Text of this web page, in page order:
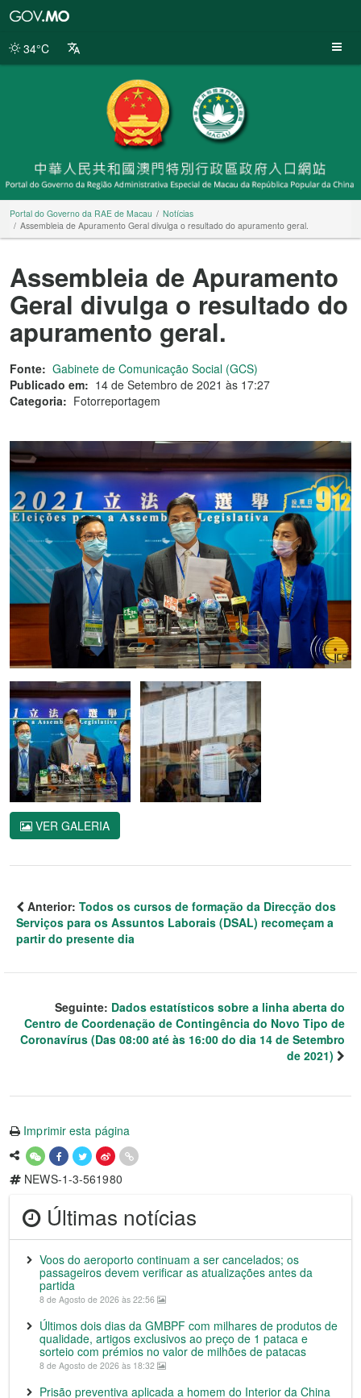
da
34°C
Portal do Governo da RAE de Macau
Notícias
Assembleia de Apuramento Geral divulga o resultado do apuramento geral.
Assembleia de Apuramento
Geral divulga o resultado do
apuramento geral.
Fonte: Gabinete de Comunicação Social (GCS)
Publicado em: 14 de Setembro de 2021 às 17:27
Categoria: Fotorreportagem
VER GALERIA
Anterior: Todos os cursos de formação da Direcção dos
Serviços para os Assuntos Laborais (DSAL) recomeçam a
partir do presente dia
Seguinte: Dados estatísticos sobre a linha aberta do
Centro de Coordenação de Contingência do Novo Tipo de
Coronavírus (Das 08:00 até às 16:00 do dia 14 de Setembro
de 2021)
Imprimir esta página
NEWS-1-3-561980
Últimas notícias
Voos do aeroporto continuam a ser cancelados; os
passageiros devem verificar as atualizações antes da
partida
8 de Agosto de 2026 às 22:56
Últimos dois dias da GMBPF com milhares de produtos de
qualidade, artigos exclusivos ao preço de 1 pataca e
sorteio com prémios no valor de milhões de patacas
8 de Agosto de 2026 às 18:32
Prisão preventiva aplicada a homem do Interior da China